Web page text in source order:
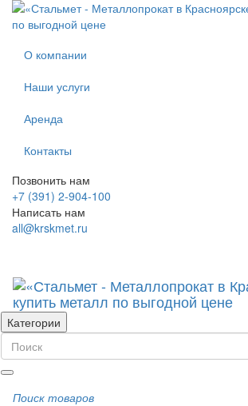
О компании
Наши услуги
Аренда
Контакты
Позвонить нам
+7 (391) 2-904-100
Написать нам
all@krskmet.ru
Категории
Поиск товаров